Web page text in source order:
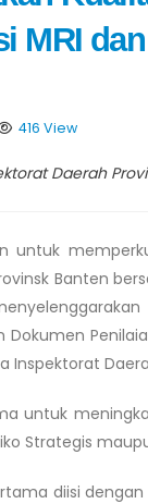
MRI
416 View
Daerah
untuk
Banten
Dokumen
Inspektorat
untuk
Strategis
diisi